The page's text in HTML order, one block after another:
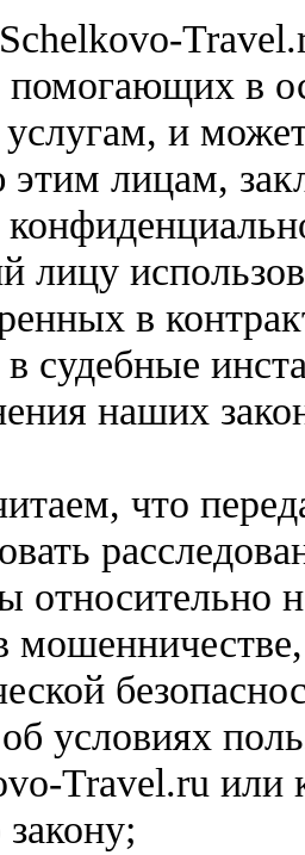
помогающих в
и
лицам,
лицу
в
в судебные
наших
что
относительно
условиях
Travel.ru или